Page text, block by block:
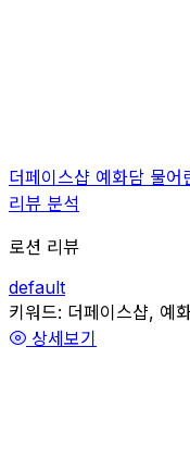
더페이스샵 예화담 물
리뷰 분석
로션 리뷰
default
관련
키워드: 더페이스샵, 예
상세보기